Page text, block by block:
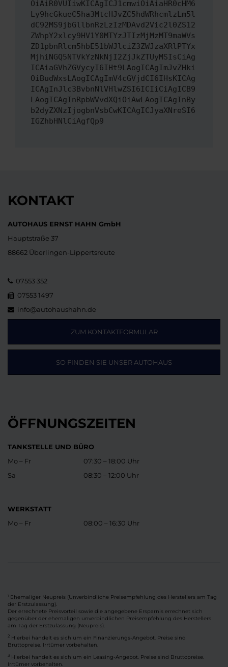
OiAiR0VUIiwKICAgICJ1cmwiOiAiaHR0cHM6
Ly9hcGkueC5ha3MtcHJvZC5hdWRhcmlzLm5l
dC92MS9jbGllbnRzLzIzMDAvd2Vic2l0ZS12
ZWhpY2xlcy9HV1Y0MTYzJTIzMjMzMT9maWVs
ZD1pbnRlcm5hbE51bWJlciZ3ZWJzaXRlPTYx
MjhiNGQ5NTVkYzNkNjI2ZjJkZTUyMSIsCiAg
ICAiaGVhZGVycyI6IHt9LAogICAgImJvZHki
OiBudWxsLAogICAgImV4cGVjdCI6IHsKICAg
ICAgInJlc3BvbnNlVHlwZSI6ICIiCiAgICB9
LAogICAgInRpbWVvdXQiOiAwLAogICAgInBy
b2dyZXNzIjogbnVsbCwKICAgICJyaXNreSI6
IGZhbHNlCiAgfQp9
KONTAKT
AUTOHAUS ERNST HAHN GmbH
Hauptstraße 37
88662 Überlingen-Lippertsreute
07553 352
07553 1497
info@autohaushahn.de
ZUM KONTAKTFORMULAR
SO FINDEN SIE UNSER AUTOHAUS
ÖFFNUNGSZEITEN
TANKSTELLE UND BÜRO
Mo – Fr
Sa
07:30 – 18:00 Uhr
08:30 – 12:00 Uhr
WERKSTATT
Mo – Fr
08:00 – 16:30 Uhr
Ehemaliger Neupreis (Unverbindliche Preisempfehlung des Herstellers am Tag
der Erstzulassung).
Der errechnete Preisvorteil sowie die angegebene Ersparnis errechnet sich
gegenüber der ehemaligen unverbindlichen Preisempfehlung des Herstellers
am Tag der Erstzulassung (Neupreis).
2 Hierbei handelt es sich um ein Finanzierungs-Angebot. Preise sind
Bruttopreise. Irrtümer vorbehalten.
3 Hierbei handelt es sich um ein Leasing-Angebot. Preise sind Bruttopreise.
Irrtümer vorbehalten.